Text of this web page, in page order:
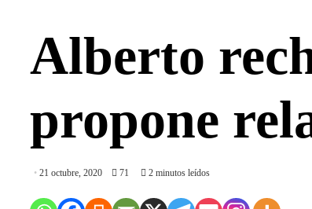
Alberto
propone
21 octubre, 2020 71 2 minutos leídos